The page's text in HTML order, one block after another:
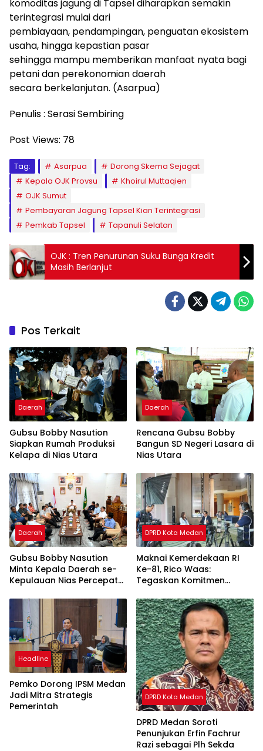
komoditas jagung di Tapsel diharapkan semakin
terintegrasi mulai dari
pembiayaan, pendampingan, penguatan ekosistem
usaha, hingga kepastian pasar
sehingga mampu memberikan manfaat nyata bagi
petani dan perekonomian daerah
secara berkelanjutan. (Asarpua)
Penulis : Serasi Sembiring
Post Views: 78
Tag: Asarpua
Dorong Skema Sejagat
Kepala OJK Provsu
Khoirul Muttaqien
OJK Sumut
Pembayaran Jagung Tapsel Kian Terintegrasi
Pemkab Tapsel
Tapanuli Selatan
OJK : Tren Penurunan Suku Bunga Kredit
Masih Berlanjut
Pos Terkait
Daerah
Gubsu Bobby Nasution
Siapkan Rumah Produksi
Kelapa di Nias Utara
Daerah
Rencana Gubsu Bobby
Bangun SD Negeri Lasara di
Nias Utara
Daerah
Gubsu Bobby Nasution
Minta Kepala Daerah se-
Kepulauan Nias Percepat
DPRD Kota Medan
Maknai Kemerdekaan RI
Ke-81, Rico Waas:
Tegaskan Komitmen
Headline
Pemko Dorong IPSM Medan
Jadi Mitra Strategis
Pemerintah
DPRD Kota Medan
DPRD Medan Soroti
Penunjukan Erfin Fachrur
Razi sebagai Plh Sekda